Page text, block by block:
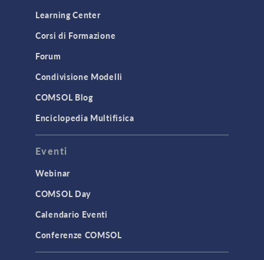
Learning Center
Corsi di Formazione
Forum
Condivisione Modelli
COMSOL Blog
Enciclopedia Multifisica
Eventi
Webinar
COMSOL Day
Calendario Eventi
Conferenze COMSOL